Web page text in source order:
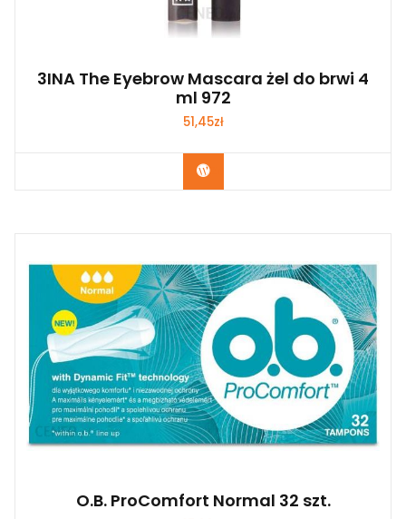
3INA The Eyebrow Mascara żel do brwi 4
ml 972
51,45zł
Zobacz
O.B. ProComfort Normal 32 szt.